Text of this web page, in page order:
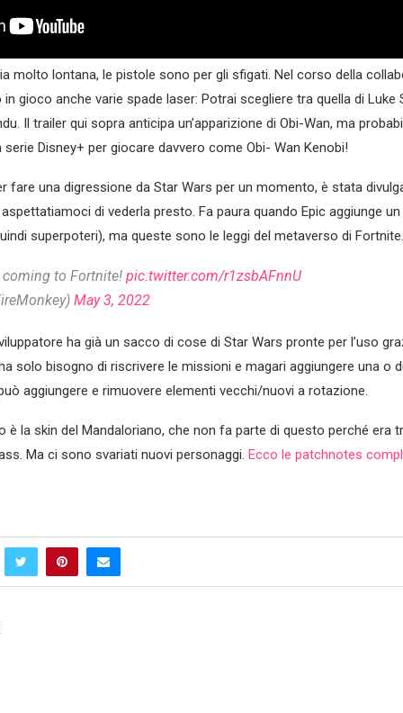
molto lontana, le pistole sono per gli sfigati. Nel corso della
gioco anche varie spade laser: Potrai scegliere tra quella di Luke
Il trailer qui sopra anticipa un’apparizione di Obi-Wan, ma
serie Disney+ per giocare davvero come Obi- Wan Kenobi!
fare una digressione da Star Wars per un momento, è stata
di vederla presto. Fa paura quando Epic aggiunge
superpoteri), ma queste sono le leggi del metaverso di Fortnite.
to Fortnite! pic.twitter.com/r1zsbAFnnU
May 3, 2022
ha già un sacco di cose di Star Wars pronte per l’uso
solo bisogno di riscrivere le missioni e magari aggiungere una o
aggiungere e rimuovere elementi vecchi/nuovi a rotazione.
è la skin del Mandaloriano, che non fa parte di questo perché era
Ma ci sono svariati nuovi personaggi. Ecco le patchnotes